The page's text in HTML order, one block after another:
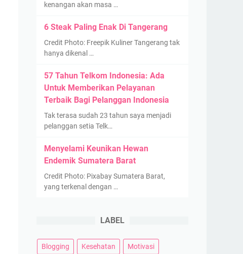
kenangan akan masa …
6 Steak Paling Enak Di Tangerang
Credit Photo: Freepik Kuliner Tangerang tak
hanya dikenal …
57 Tahun Telkom Indonesia: Ada
Untuk Memberikan Pelayanan
Terbaik Bagi Pelanggan Indonesia
Tak terasa sudah 23 tahun saya menjadi
pelanggan setia Telk…
Menyelami Keunikan Hewan
Endemik Sumatera Barat
Credit Photo: Pixabay Sumatera Barat,
yang terkenal dengan …
LABEL
Blogging Kesehatan Motivasi